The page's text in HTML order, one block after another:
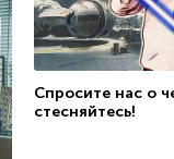
Спросите нас о
стесняйтесь!